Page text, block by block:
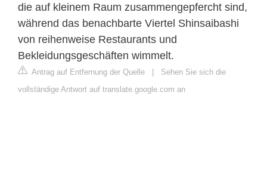
die auf kleinem Raum zusammengepfercht sind,
während das benachbarte Viertel Shinsaibashi
von reihenweise Restaurants und
Bekleidungsgeschäften wimmelt.
Antrag auf Entfernung der Quelle | Sehen Sie sich die
vollständige Antwort auf translate.google.com an